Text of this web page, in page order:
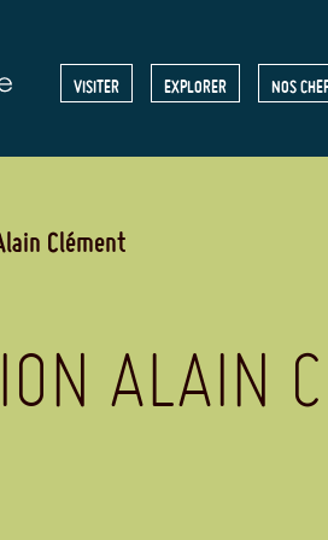
MENU
HEADER
VISITER EXPLORER NOS
Clément
ALAIN